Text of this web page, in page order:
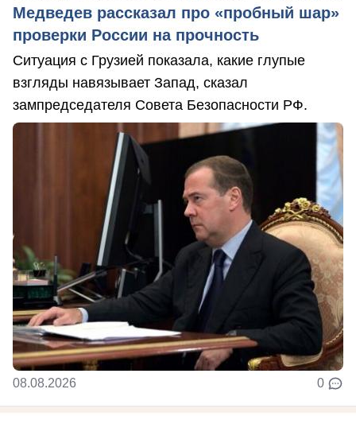
Медведев рассказал про «пробный шар»
проверки России на прочность
Ситуация с Грузией показала, какие глупые
взгляды навязывает Запад, сказал
зампредседателя Совета Безопасности РФ.
08.08.2026 0